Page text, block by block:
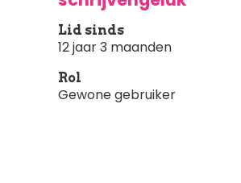
Lid sinds
12 jaar 3 maanden
Rol
Gewone gebruiker